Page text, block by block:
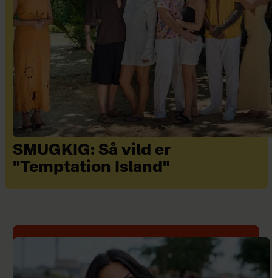
SMUGKIG: Så vild er
"Temptation Island"